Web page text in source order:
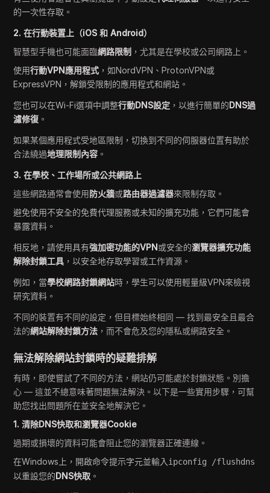
的一次性存取。
2. 在行動裝置上（iOS 和 Android）
智慧型手機也可能面臨網路限制 ，尤其是在學校或公司網路上。
使用行動VPN應用程式 ，如NordVPN、ProtonVPN或
ExpressVPN，解鎖受限制的應用程式和網站。
您也可以在Wi-Fi選項中調整行動DNS設定 ，以進行簡單的DNS過
濾修復 。
如果某個應用程式受地區限制，切換到不同的伺服器位置有助於
合法繞過地理限制內容 。
3. 在學校、工作場所或公共網路上
這些網路通常會使用防火牆或路由器過濾器來限制存取。
避免使用不安全的免費代理服務或未知的擴充功能，它們可能會
暴露資料。
相反地，請使用具有強加密功能的VPN或安全的瀏覽器擴充功能
解除封鎖工具 ，以安全地存取學習或工作資源。
例如，當學校網路封鎖網站時，學生可以使用輕量級VPN來檢視
研究資料。
不同的裝置有不同的設定，但目標始終相同 — 找到最安全且最合
法的網站解除封鎖方法 ，而不會危及您的隱私或網路安全。
無法解除網站封鎖時的疑難排解
有時，即使嘗試了不同的方法，網站仍可能處於封鎖狀態。別擔
心 — 這並不總意味著問題無法解決。以下是一些實用步驟，可幫
助您找出問題所在並安全地解決它。
1. 清除DNS快取和瀏覽器Cookie
過期或損壞的資料可能會阻止您的瀏覽器正確連線。
在Windows上，開啟命令提示字元並輸入 ipconfig /flushdns
以重設您的DNS快取 。